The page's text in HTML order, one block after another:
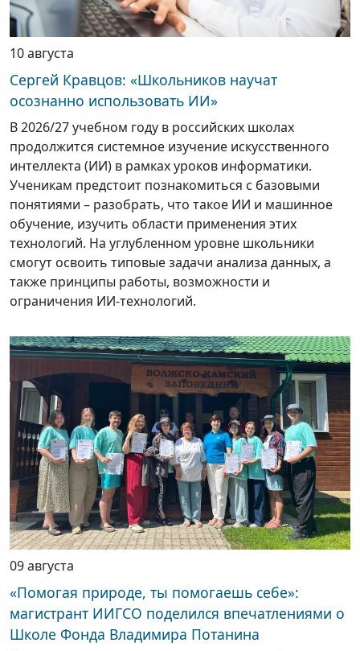
10 августа
Сергей Кравцов: «Школьников научат
осознанно использовать ИИ»
В 2026/27 учебном году в российских школах
продолжится системное изучение искусственного
интеллекта (ИИ) в рамках уроков информатики.
Ученикам предстоит познакомиться с базовыми
понятиями – разобрать, что такое ИИ и машинное
обучение, изучить области применения этих
технологий. На углубленном уровне школьники
смогут освоить типовые задачи анализа данных, а
также принципы работы, возможности и
ограничения ИИ-технологий.
09 августа
«Помогая природе, ты помогаешь себе»:
магистрант ИИГСО поделился впечатлениями о
Школе Фонда Владимира Потанина